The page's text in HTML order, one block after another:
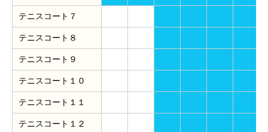
テニスコート７
テニスコート８
テニスコート９
テニスコート１０
テニスコート１１
テニスコート１２